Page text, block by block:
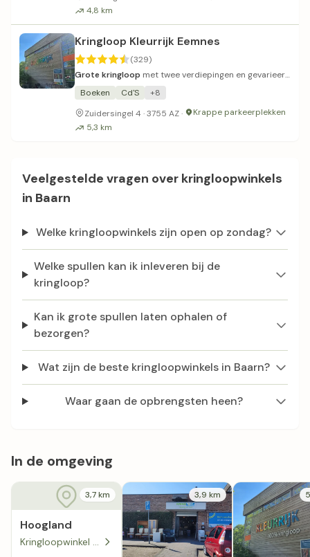
4,8 km
Kringloop Kleurrijk Eemnes
(329)
Grote kringloop met twee verdiepingen en gevarieerd
assortiment.
Boeken Cd'S
+8
Zuidersingel 4 · 3755 AZ ·
Krappe parkeerplekken
5,3 km
Veelgestelde vragen over kringloopwinkels
in Baarn
Welke kringloopwinkels zijn open op zondag?
Welke spullen kan ik inleveren bij de
kringloop?
Kan ik grote spullen laten ophalen of
bezorgen?
Wat zijn de beste kringloopwinkels in Baarn?
Waar gaan de opbrengsten heen?
In de omgeving
3,7 km
Hoogland
Kringloopwinkel De Snuffelschuur in Hoogland
3,9 km